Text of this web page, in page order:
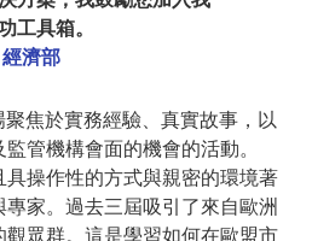
工具箱。
濟部
焦於實務經驗、真實故事，以
管機構會面的機會的活動。
具操作性的方式與親密的環境著
家。過去三屆吸引了來自歐洲
眾群。這是學習如何在歐盟市